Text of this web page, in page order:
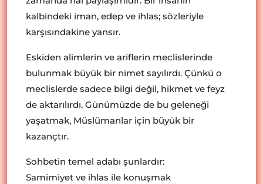
kalbindeki iman, edep ve ihlas; sözleriyle
karşısındakine yansır.
Eskiden alimlerin ve ariflerin meclislerinde
bulunmak büyük bir nimet sayılırdı. Çünkü o
meclislerde sadece bilgi değil, hikmet ve feyz
de aktarılırdı. Günümüzde de bu geleneği
yaşatmak, Müslümanlar için büyük bir
kazançtır.
Sohbetin temel adabı şunlardır:
Samimiyet ve ihlas ile konuşmak